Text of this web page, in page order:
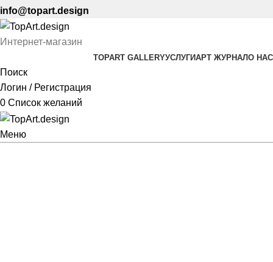
info@topart.design
Интернет-магазин
TOPART GALLERYУСЛУГИАРТ ЖУРНАЛО НАС
Поиск
Логин / Регистрация
0 Список желаний
Меню